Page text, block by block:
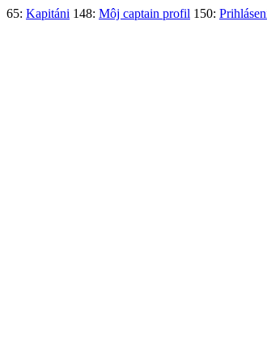
65: Kapitáni 148: Môj captain profil 150: